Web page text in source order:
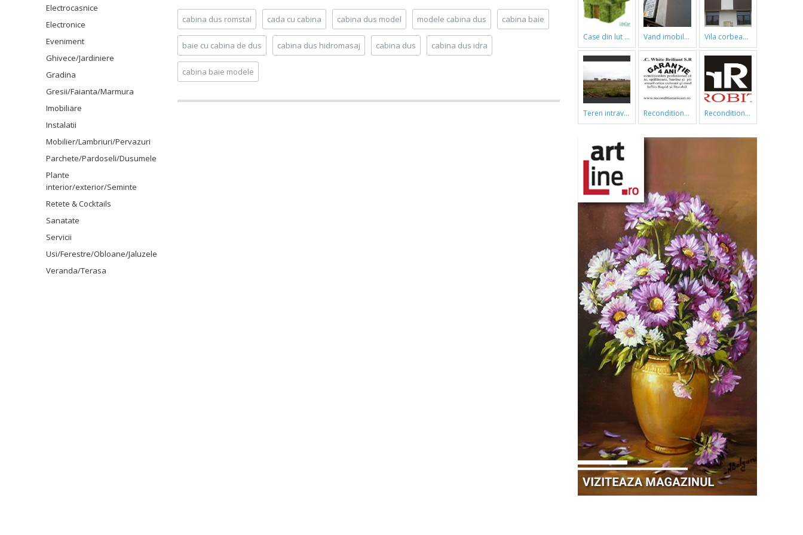
Electrocasnice
Electronice
Eveniment
Ghivece/Jardiniere
Gradina
Gresii/Faianta/Marmura
Imobiliare
Instalatii
Mobilier/Lambriuri/Pervazuri
Parchete/Pardoseli/Dusumele
Plante
interior/exterior/Seminte
Retete & Cocktails
Sanatate
Servicii
Usi/Ferestre/Obloane/Jaluzele
Veranda/Terasa
cabina dus romstal cada cu cabina cabina dus model modele cabina dus cabina baie
baie cu cabina de dus cabina dus hidromasaj cabina dus cabina dus idra
cabina baie modele
case din lut si paie vand imobil ,790m,piata gorjului,pret negociabil vila corbeanca
teren intravilan reconditionari cazi de baie reconditionari cazi de baie